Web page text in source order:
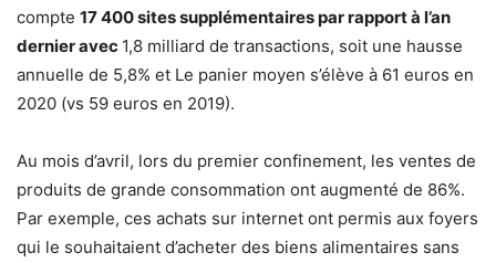
compte 17 400 sites supplémentaires par rapport à l’an
dernier avec 1,8 milliard de transactions, soit une hausse
annuelle de 5,8% et Le panier moyen s’élève à 61 euros en
2020 (vs 59 euros en 2019).
Au mois d’avril, lors du premier confinement, les ventes de
produits de grande consommation ont augmenté de 86%.
Par exemple, ces achats sur internet ont permis aux foyers
qui le souhaitaient d’acheter des biens alimentaires sans